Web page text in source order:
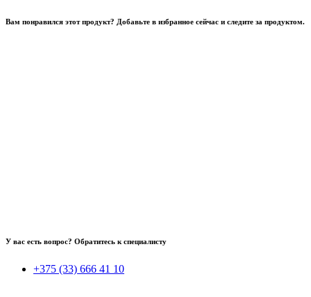
Вам понравился этот продукт? Добавьте в избранное сейчас и следите за продуктом.
У вас есть вопрос? Обратитесь к специалисту
+375 (33) 666 41 10